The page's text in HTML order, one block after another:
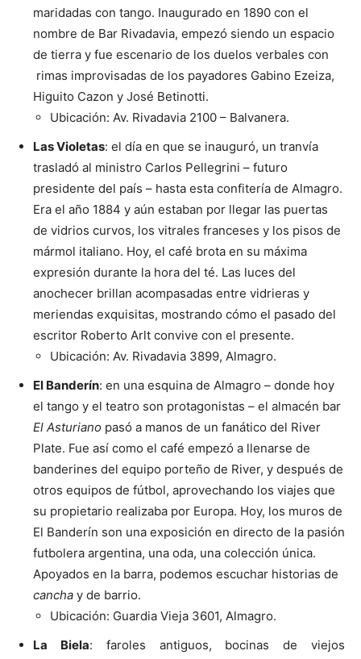
maridadas con tango. Inaugurado en 1890 con el
nombre de Bar Rivadavia, empezó siendo un espacio
de tierra y fue escenario de los duelos verbales con
rimas improvisadas de los payadores Gabino Ezeiza,
Higuito Cazon y José Betinotti.
Ubicación: Av. Rivadavia 2100 – Balvanera.
Las Violetas: el día en que se inauguró, un tranvía
trasladó al ministro Carlos Pellegrini – futuro
presidente del país – hasta esta confitería de Almagro.
Era el año 1884 y aún estaban por llegar las puertas
de vidrios curvos, los vitrales franceses y los pisos de
mármol italiano. Hoy, el café brota en su máxima
expresión durante la hora del té. Las luces del
anochecer brillan acompasadas entre vidrieras y
meriendas exquisitas, mostrando cómo el pasado del
escritor Roberto Arlt convive con el presente.
Ubicación: Av. Rivadavia 3899, Almagro.
El Banderín: en una esquina de Almagro – donde hoy
el tango y el teatro son protagonistas – el almacén bar
El Asturiano pasó a manos de un fanático del River
Plate. Fue así como el café empezó a llenarse de
banderines del equipo porteño de River, y después de
otros equipos de fútbol, aprovechando los viajes que
su propietario realizaba por Europa. Hoy, los muros de
El Banderín son una exposición en directo de la pasión
futbolera argentina, una oda, una colección única.
Apoyados en la barra, podemos escuchar historias de
cancha y de barrio.
Ubicación: Guardia Vieja 3601, Almagro.
La Biela: faroles antiguos, bocinas de viejos